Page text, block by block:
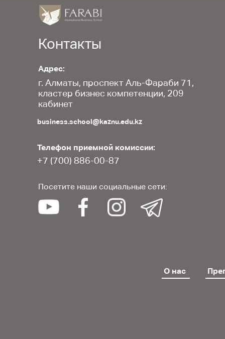
Контакты
Адрес:
Телефон приемной комиссии:
business.school@kaznu.edu.kz
+7 (700) 886-00-87
Посетите наши социальные сети:
г. Алматы, проспект Аль-Фараби 71,
кластер бизнес компетенции, 209
кабинет
О нас